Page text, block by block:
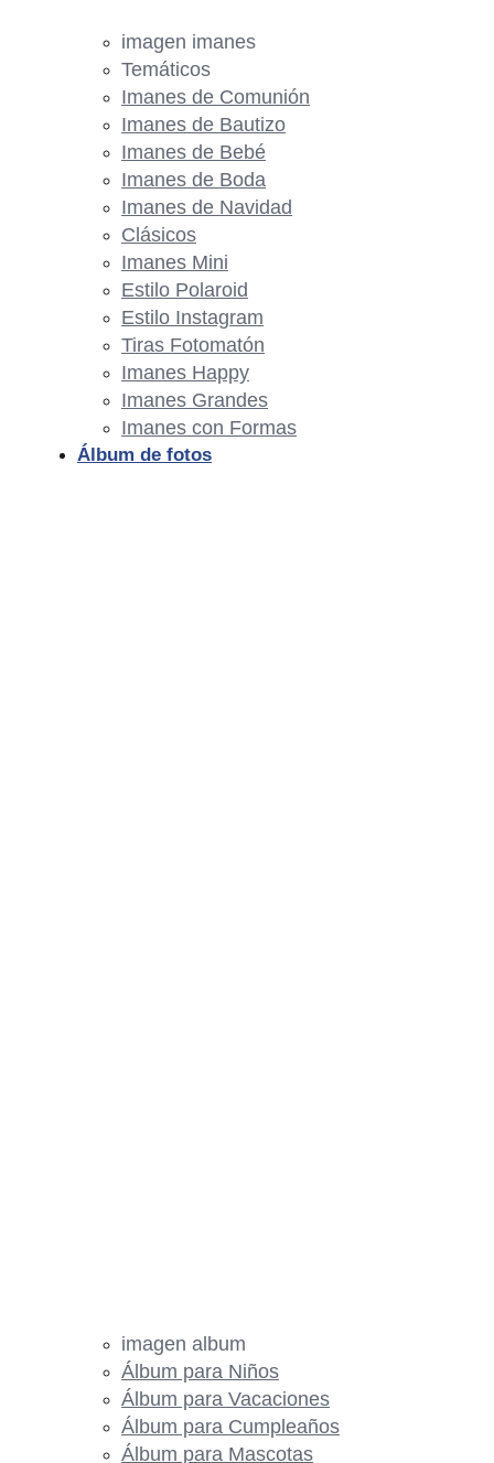
imagen imanes
Temáticos
Imanes de Comunión
Imanes de Bautizo
Imanes de Bebé
Imanes de Boda
Imanes de Navidad
Clásicos
Imanes Mini
Estilo Polaroid
Estilo Instagram
Tiras Fotomatón
Imanes Happy
Imanes Grandes
Imanes con Formas
Álbum de fotos
imagen album
Álbum para Niños
Álbum para Vacaciones
Álbum para Cumpleaños
Álbum para Mascotas